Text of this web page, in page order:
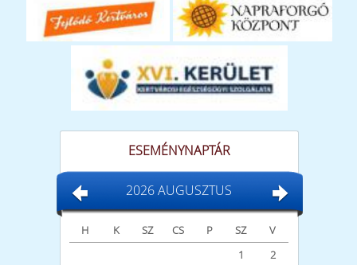
ESEMÉNYNAPTÁR
2026 AUGUSZTUS
H K SZ CS P SZ
V
1
2